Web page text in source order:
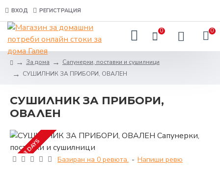
ВХОД РЕГИСТРАЦИЯ
0 0
За дома
Сапунерки, поставки и сушилници
СУШИЛНИК ЗА ПРИБОРИ, ОВАЛЕН
СУШИЛНИК ЗА ПРИБОРИ,
ОВАЛЕН
2-3 DAYS Базиран на 0 ревюта. - Напиши ревю